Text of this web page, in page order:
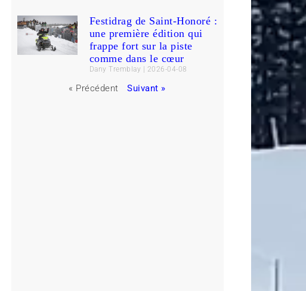
Festidrag de Saint-Honoré :
une première édition qui
frappe fort sur la piste
comme dans le cœur
Dany Tremblay 2026-04-08
« Précédent Suivant »